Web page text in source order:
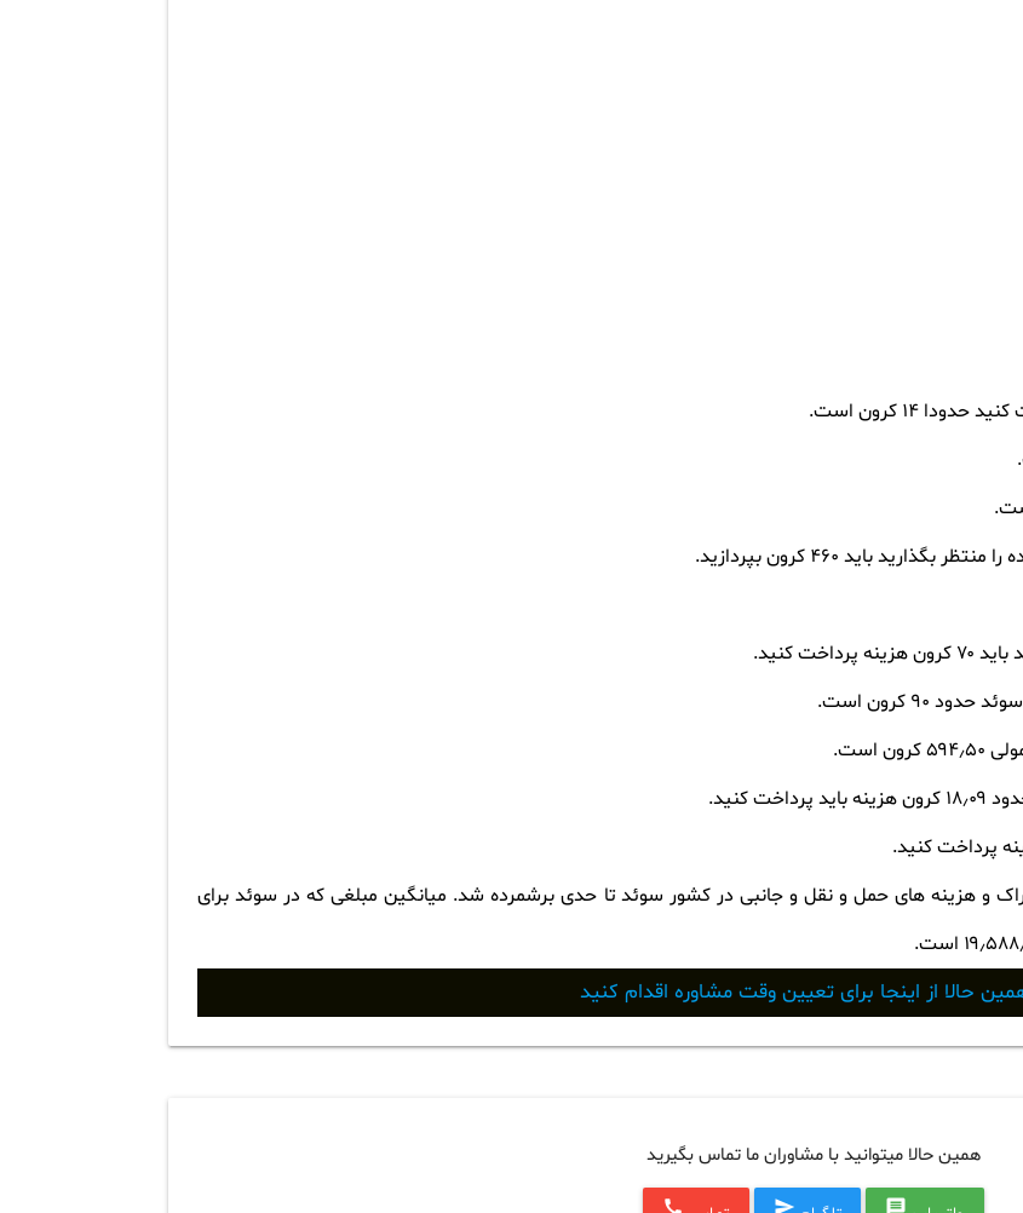
۱۴ کرون است.
باید ۴۶۰ کرون بپردازید.
کنید.
کرون است.
است.
کنید.
و هزینه های حمل و نقل و جانبی در کشور سوئد تا حدی برشمرده شد. میانگین مبلغی که در سوئد برای
حالا از اینجا برای تعیین وقت مشاوره اقدام کنید
همین حالا میتوانید با مشاوران ما تماس بگیرید
message
send
call